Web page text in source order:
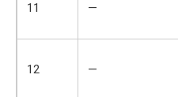
11 —
12 —